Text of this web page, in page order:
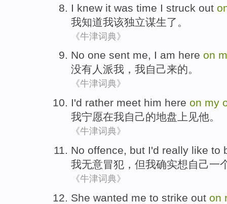
I knew it was time I struck out
我知道我该独立谋生了 。
《牛津词典》
No one sent me, I am here on
没有人 派我 ， 我自己来的。
《牛津词典》
I'd rather meet him here on my
我宁愿在我自己的地盘上 见他。
《牛津词典》
No offence, but I'd really like to
我无意冒犯， 但我确实想 自己一
《牛津词典》
She wanted me to strike out on